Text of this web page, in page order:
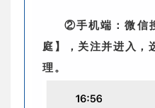
②手机端：微信
庭】，关注并进入，
理。